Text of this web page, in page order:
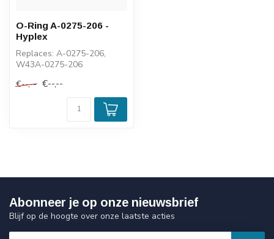
O-Ring A-0275-206 -
Hyplex
Replaces: A-0275-206,
W43A-0275-206
€--,-- €--,--
Abonneer je op onze nieuwsbrief
Blijf op de hoogte over onze laatste acties